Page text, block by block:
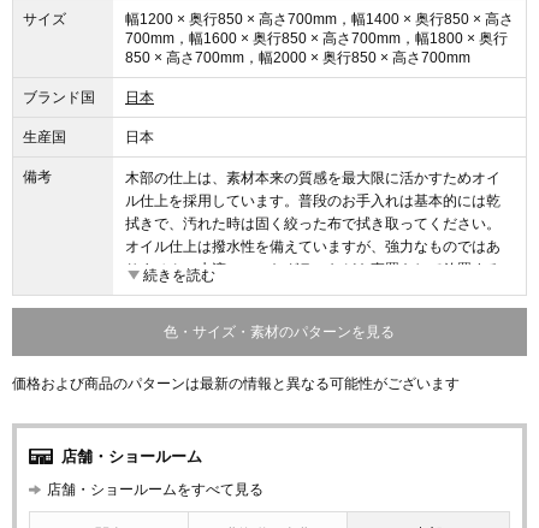
サイズ
幅1200 × 奥行850 × 高さ700mm，幅1400 × 奥行850 × 高さ
700mm，幅1600 × 奥行850 × 高さ700mm，幅1800 × 奥行
850 × 高さ700mm，幅2000 × 奥行850 × 高さ700mm
ブランド国 日本
生産国 日本
備考
木部の仕上は、素材本来の質感を最大限に活かすためオイ
ル仕上を採用しています。普段のお手入れは基本的には乾
拭きで、汚れた時は固く絞った布で拭き取ってください。
オイル仕上は撥水性を備えていますが、強力なものではあ
りません。水滴のついたグラスなどを直置きして放置する
と、輪染みになってしまう場合があります。そのため食卓
ます。お届け直後はオイルがたっぷりと浸透しています
が、使い続けるうちにオイルは徐々に揮発していきます。
表面にかさつきを感じた時を目安に、1年に1、2回程度メン
が蘇り、味わいも深まります。冬場は特にエアコンの風で
乾燥し、反ったり割れたりを起こしやすくなるため、冬前
続きを読む
色・サイズ・素材のパターンを見る
価格および商品のパターンは最新の情報と異なる可能性がございます
店舗・ショールーム
店舗・ショールームをすべて見る